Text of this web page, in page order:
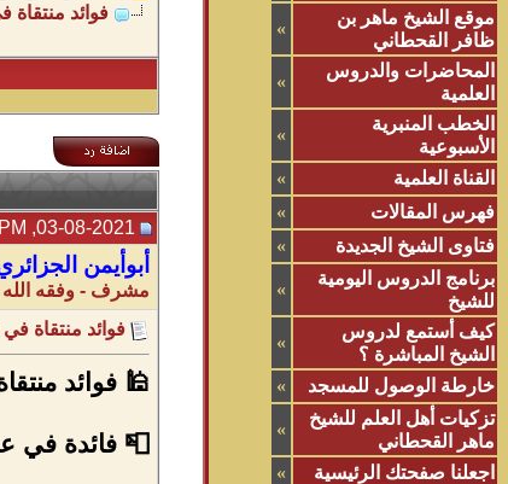
موقع الشيخ ماهر بن
ظافر القحطاني
»
المحاضرات والدروس
العلمية
»
الخطب المنبرية
الأسبوعية
»
القناة العلمية
»
فهرس المقالات
»
فتاوى الشيخ الجديدة
»
برنامج الدروس اليومية
للشيخ
»
كيف أستمع لدروس
الشيخ المباشرة ؟
»
خارطة الوصول للمسجد
»
تزكيات أهل العلم للشيخ
ماهر القحطاني
»
اجعلنا صفحتك الرئيسية
»
فوائد
أبوأيمن
مشرف - وفقه
فوائد منتقاة
🕌 فوائد
📮 فائدة في